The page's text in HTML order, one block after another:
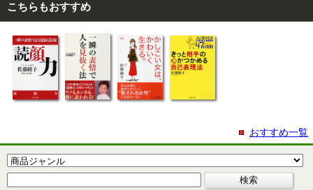
こちらもおすすめ
おすすめ一覧